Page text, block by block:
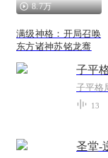
8.7万
满级神格：开局召唤
东方诸神苏铭龙骞
子平
13
圣堂-